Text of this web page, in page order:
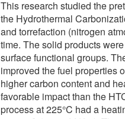
This research studied the
the Hydrothermal
and torrefaction (nitrogen
time. The solid products
surface functional groups.
improved the fuel properties
higher carbon content and
favorable impact than the
process at 225°C had a